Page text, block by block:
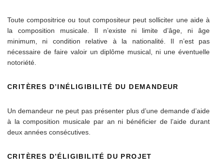
Toute compositrice ou tout compositeur peut solliciter une aide à
la composition musicale. Il n’existe ni limite d’âge, ni âge
minimum, ni condition relative à la nationalité. Il n’est pas
nécessaire de faire valoir un diplôme musical, ni une éventuelle
notoriété.
CRITÈRES D’INÉLIGIBILITÉ DU DEMANDEUR
Un demandeur ne peut pas présenter plus d’une demande d’aide
à la composition musicale par an ni bénéficier de l’aide durant
deux années consécutives.
CRITÈRES D’ÉLIGIBILITÉ DU PROJET